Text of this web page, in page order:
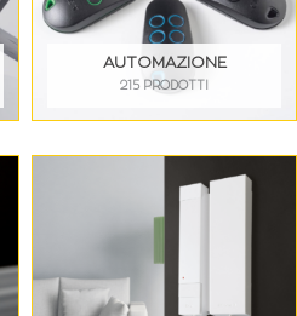
AUTOMAZIONE
215 PRODOTTI